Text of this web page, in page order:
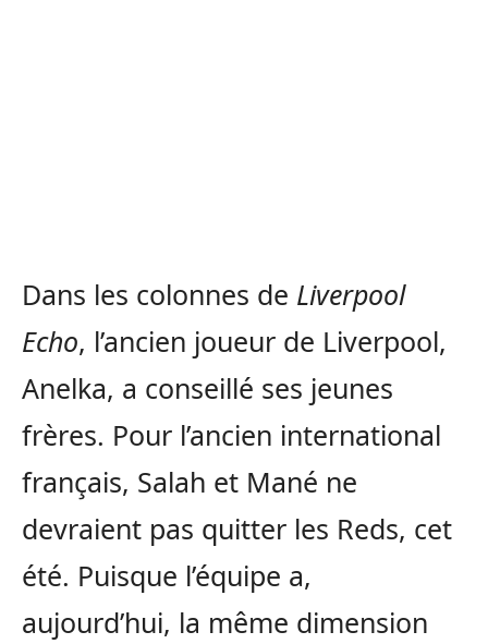
Dans les colonnes de Liverpool
Echo, l’ancien joueur de Liverpool,
Anelka, a conseillé ses jeunes
frères. Pour l’ancien international
français, Salah et Mané ne
devraient pas quitter les Reds, cet
été. Puisque l’équipe a,
aujourd’hui, la même dimension